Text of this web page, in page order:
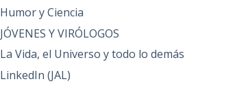
Humor y Ciencia
JÓVENES Y VIRÓLOGOS
La Vida, el Universo y todo lo demás
LinkedIn (JAL)